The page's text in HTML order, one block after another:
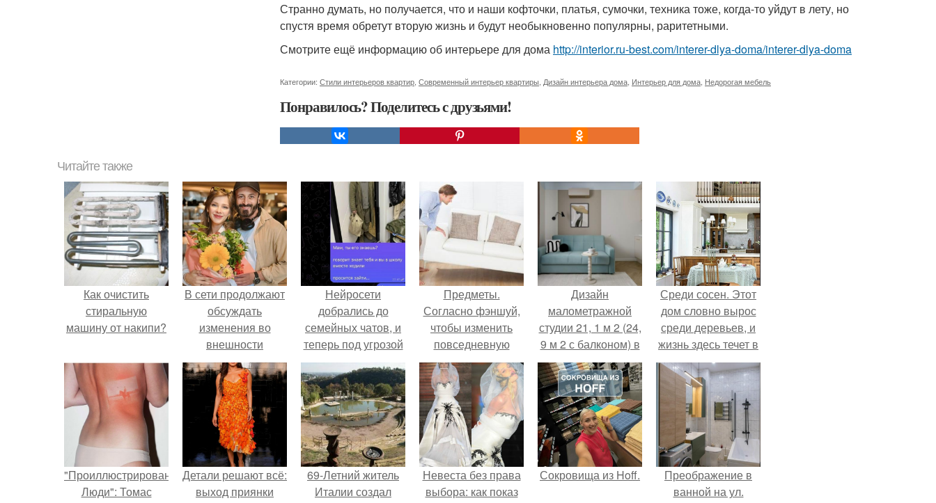
Странно думать, но получается, что и наши кофточки, платья, сумочки, техника тоже, когда-то уйдут в лету, но
спустя время обретут вторую жизнь и будут необыкновенно популярны, раритетными.
Смотрите ещё информацию об интерьере для дома http://interior.ru-best.com/interer-dlya-doma/interer-dlya-doma
Категории: Стили интерьеров квартир Современный интерьер квартиры Дизайн интерьера дома Интерьер для дома Недорогая мебель
Понравилось? Поделитесь с друзьями!
Читайте также
Как очистить
стиральную
машину от накипи?
В сети продолжают
обсуждать
изменения во
внешности
актрисы.
Нейросети
добрались до
семейных чатов, и
теперь под угрозой
мамины нервы.
Предметы.
Согласно фэншуй,
чтобы изменить
повседневную
жизнь к лучшему,
нужно в течение
года передвинуть
дома 27 предметов.
Дизайн
малометражной
студии 21, 1 м 2 (24,
9 м 2 с балконом) в
Краснодаре.
Среди сосен. Этот
дом словно вырос
среди деревьев, и
жизнь здесь течет в
собственном ритме
- спокойно, без
спешки и лишнего
шума.
"Проиллюстрированные
Люди": Томас
Детали решают всё:
выход приянки
69-Летний житель
Италии создал
Невеста без права
выбора: как показ
Сокровища из Hoff.
Преображение в
ванной на ул.